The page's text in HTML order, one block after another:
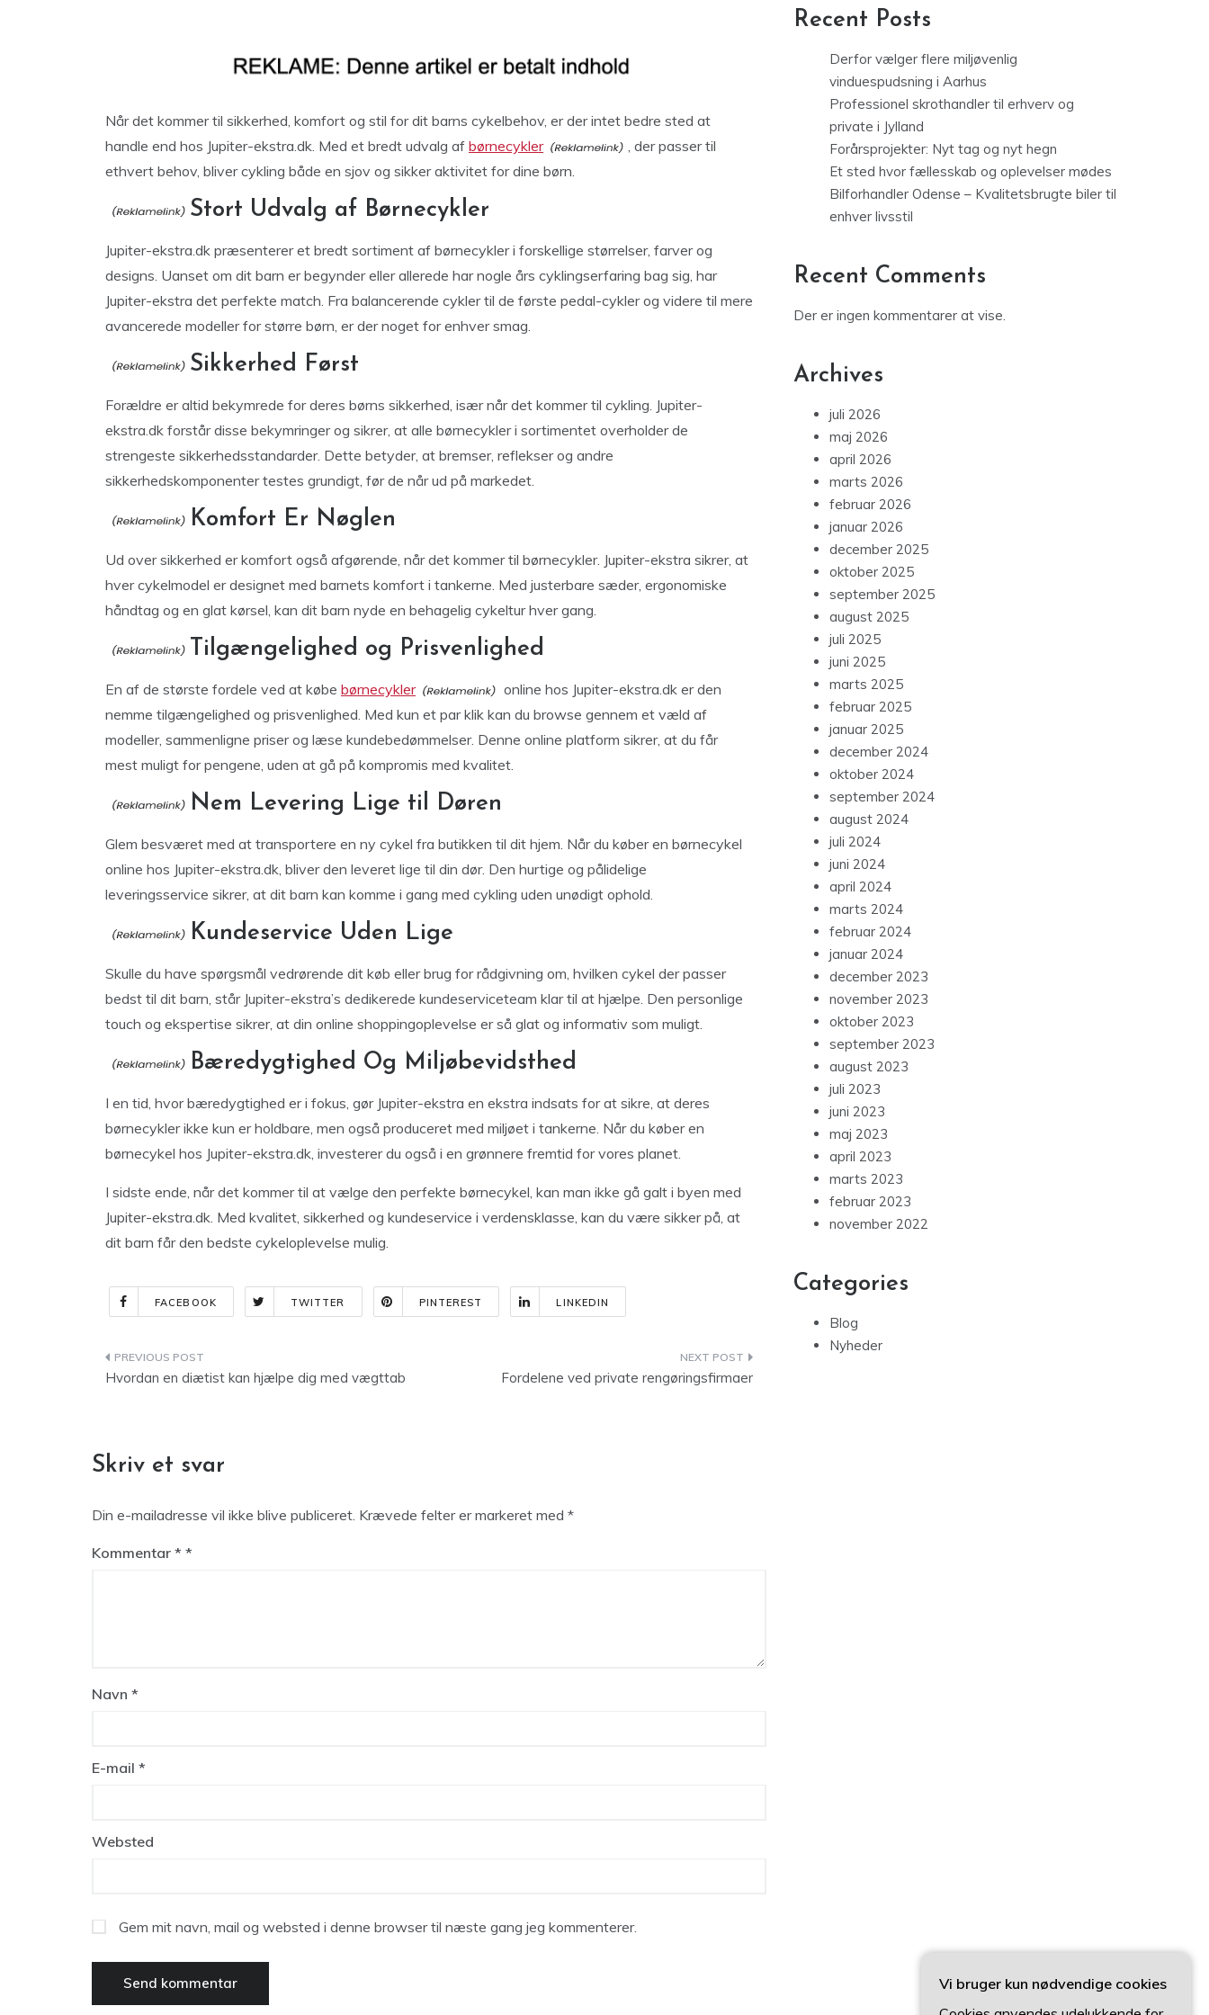
Når det kommer til sikkerhed, komfort og stil for dit barns cykelbehov, er der intet bedre sted at
handle end hos Jupiter-ekstra.dk. Med et bredt udvalg af børnecykler
, der passer til
ethvert behov, bliver cykling både en sjov og sikker aktivitet for dine børn.
Stort Udvalg af Børnecykler
Jupiter-ekstra.dk præsenterer et bredt sortiment af børnecykler i forskellige størrelser, farver og
designs. Uanset om dit barn er begynder eller allerede har nogle års cyklingserfaring bag sig, har
Jupiter-ekstra det perfekte match. Fra balancerende cykler til de første pedal-cykler og videre til mere
avancerede modeller for større børn, er der noget for enhver smag.
Sikkerhed Først
Forældre er altid bekymrede for deres børns sikkerhed, især når det kommer til cykling. Jupiter-
ekstra.dk forstår disse bekymringer og sikrer, at alle børnecykler i sortimentet overholder de
strengeste sikkerhedsstandarder. Dette betyder, at bremser, reflekser og andre
sikkerhedskomponenter testes grundigt, før de når ud på markedet.
Komfort Er Nøglen
Ud over sikkerhed er komfort også afgørende, når det kommer til børnecykler. Jupiter-ekstra sikrer, at
hver cykelmodel er designet med barnets komfort i tankerne. Med justerbare sæder, ergonomiske
håndtag og en glat kørsel, kan dit barn nyde en behagelig cykeltur hver gang.
Tilgængelighed og Prisvenlighed
En af de største fordele ved at købe børnecykler
online hos Jupiter-ekstra.dk er den
nemme tilgængelighed og prisvenlighed. Med kun et par klik kan du browse gennem et væld af
modeller, sammenligne priser og læse kundebedømmelser. Denne online platform sikrer, at du får
mest muligt for pengene, uden at gå på kompromis med kvalitet.
Nem Levering Lige til Døren
Glem besværet med at transportere en ny cykel fra butikken til dit hjem. Når du køber en børnecykel
online hos Jupiter-ekstra.dk, bliver den leveret lige til din dør. Den hurtige og pålidelige
leveringsservice sikrer, at dit barn kan komme i gang med cykling uden unødigt ophold.
Kundeservice Uden Lige
Skulle du have spørgsmål vedrørende dit køb eller brug for rådgivning om, hvilken cykel der passer
bedst til dit barn, står Jupiter-ekstra’s dedikerede kundeserviceteam klar til at hjælpe. Den personlige
touch og ekspertise sikrer, at din online shoppingoplevelse er så glat og informativ som muligt.
Bæredygtighed Og Miljøbevidsthed
I en tid, hvor bæredygtighed er i fokus, gør Jupiter-ekstra en ekstra indsats for at sikre, at deres
børnecykler ikke kun er holdbare, men også produceret med miljøet i tankerne. Når du køber en
børnecykel hos Jupiter-ekstra.dk, investerer du også i en grønnere fremtid for vores planet.
I sidste ende, når det kommer til at vælge den perfekte børnecykel, kan man ikke gå galt i byen med
Jupiter-ekstra.dk. Med kvalitet, sikkerhed og kundeservice i verdensklasse, kan du være sikker på, at
dit barn får den bedste cykeloplevelse mulig.
FACEBOOK TWITTER PINTEREST LINKEDIN
Indlægsnavigation
Hvordan en diætist kan hjælpe dig med vægttab Fordelene ved private rengøringsfirmaer
Skriv et svar
Din e-mailadresse vil ikke blive publiceret. Krævede felter er markeret med *
Kommentar *
Navn *
E-mail *
Websted
Gem mit navn, mail og websted i denne browser til næste gang jeg kommenterer.
Recent Posts
Derfor vælger flere miljøvenlig
vinduespudsning i Aarhus
Professionel skrothandler til erhverv og
private i Jylland
Forårsprojekter: Nyt tag og nyt hegn
Et sted hvor fællesskab og oplevelser mødes
Bilforhandler Odense – Kvalitetsbrugte biler til
enhver livsstil
Recent Comments
Der er ingen kommentarer at vise.
Archives
juli 2026
maj 2026
april 2026
marts 2026
februar 2026
januar 2026
december 2025
oktober 2025
september 2025
august 2025
juli 2025
juni 2025
marts 2025
februar 2025
januar 2025
december 2024
oktober 2024
september 2024
august 2024
juli 2024
juni 2024
april 2024
marts 2024
februar 2024
januar 2024
december 2023
november 2023
oktober 2023
september 2023
august 2023
juli 2023
juni 2023
maj 2023
april 2023
marts 2023
februar 2023
november 2022
Categories
Blog
Nyheder
Vi bruger kun nødvendige cookies